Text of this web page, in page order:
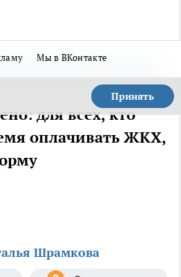
Мы в ВКонтакте
Принять
для всех, кто
оплачивать ЖКХ,
Шрамкова